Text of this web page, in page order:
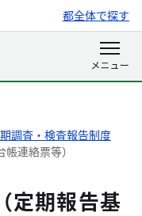
都全体で探す
調査・検査報告制度
連絡票等）
定期報告基